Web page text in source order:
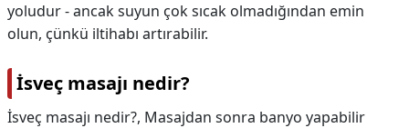
yoludur - ancak suyun çok sıcak olmadığından emin
olun, çünkü iltihabı artırabilir.
İsveç masajı nedir?
İsveç masajı nedir?, Masajdan sonra banyo yapabilir